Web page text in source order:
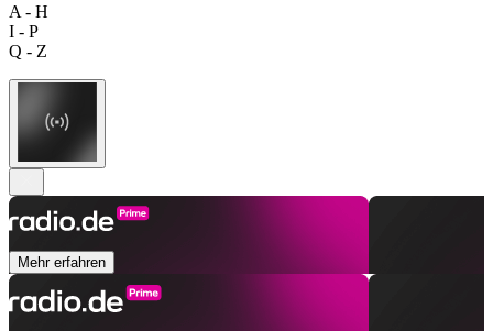
A - H
I - P
Q - Z
Mehr erfahren